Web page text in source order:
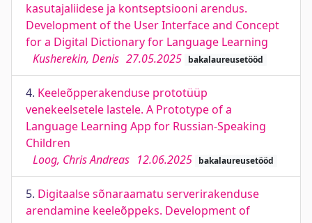
kasutajaliidese ja kontseptsiooni arendus.
Development of the User Interface and Concept
for a Digital Dictionary for Language Learning
Kusherekin, Denis 27.05.2025 bakalaureusetööd
4. Keeleõpperakenduse prototüüp
venekeelsetele lastele. A Prototype of a
Language Learning App for Russian-Speaking
Children
Loog, Chris Andreas 12.06.2025 bakalaureusetööd
5. Digitaalse sõnaraamatu serverirakenduse
arendamine keeleõppeks. Development of